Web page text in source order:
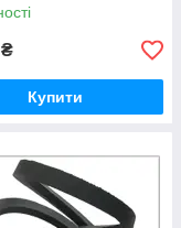
₴
Купити